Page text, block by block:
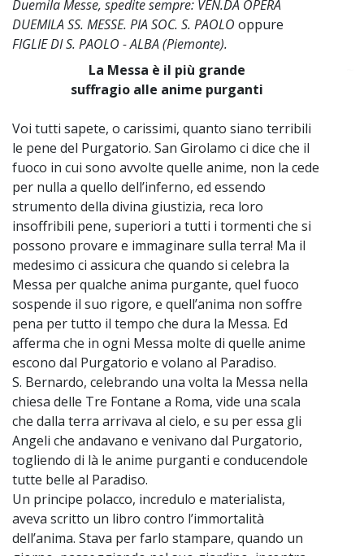
Duemila Messe, spedite sempre: VEN.DA OPERA
DUEMILA SS. MESSE. PIA SOC. S. PAOLO oppure
FIGLIE DI S. PAOLO - ALBA (Piemonte).
La Messa è il più grande
suffragio alle anime purganti
Voi tutti sapete, o carissimi, quanto siano terribili
le pene del Purgatorio. San Girolamo ci dice che il
fuoco in cui sono avvolte quelle anime, non la cede
per nulla a quello dell’inferno, ed essendo
strumento della divina giustizia, reca loro
insoffribili pene, superiori a tutti i tormenti che si
possono provare e immaginare sulla terra! Ma il
medesimo ci assicura che quando si celebra la
Messa per qualche anima purgante, quel fuoco
sospende il suo rigore, e quell’anima non soffre
pena per tutto il tempo che dura la Messa. Ed
afferma che in ogni Messa molte di quelle anime
escono dal Purgatorio e volano al Paradiso.
S. Bernardo, celebrando una volta la Messa nella
chiesa delle Tre Fontane a Roma, vide una scala
che dalla terra arrivava al cielo, e su per essa gli
Angeli che andavano e venivano dal Purgatorio,
togliendo di là le anime purganti e conducendole
tutte belle al Paradiso.
Un principe polacco, incredulo e materialista,
aveva scritto un libro contro l’immortalità
dell’anima. Stava per farlo stampare, quando un